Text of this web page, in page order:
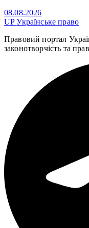
08.08.2026
UPУкраїнське право
Правовий портал
законотворчість та